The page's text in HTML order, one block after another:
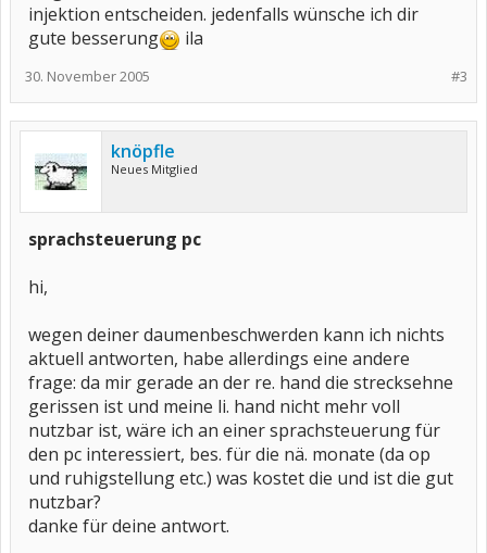
injektion entscheiden. jedenfalls wünsche ich dir
gute besserung
ila
#3
30. November 2005
knöpfle
Neues Mitglied
sprachsteuerung pc
hi,
wegen deiner daumenbeschwerden kann ich nichts
aktuell antworten, habe allerdings eine andere
frage: da mir gerade an der re. hand die strecksehne
gerissen ist und meine li. hand nicht mehr voll
nutzbar ist, wäre ich an einer sprachsteuerung für
den pc interessiert, bes. für die nä. monate (da op
und ruhigstellung etc.) was kostet die und ist die gut
nutzbar?
danke für deine antwort.